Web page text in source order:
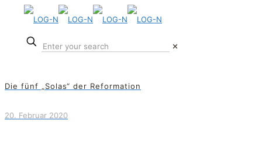
✕
Die fünf „Solas“ der Reformation
20. Februar 2020